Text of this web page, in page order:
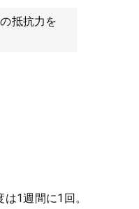
抵抗力を
1週間に1回。